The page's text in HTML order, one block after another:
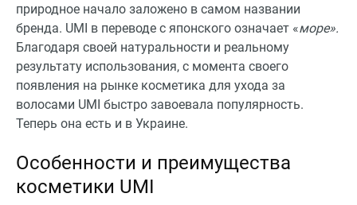
природное начало заложено в самом названии
бренда. UMI в переводе с японского означает «море».
Благодаря своей натуральности и реальному
результату использования, с момента своего
появления на рынке косметика для ухода за
волосами UMI быстро завоевала популярность.
Теперь она есть и в Украине.
Особенности и преимущества
косметики UMI